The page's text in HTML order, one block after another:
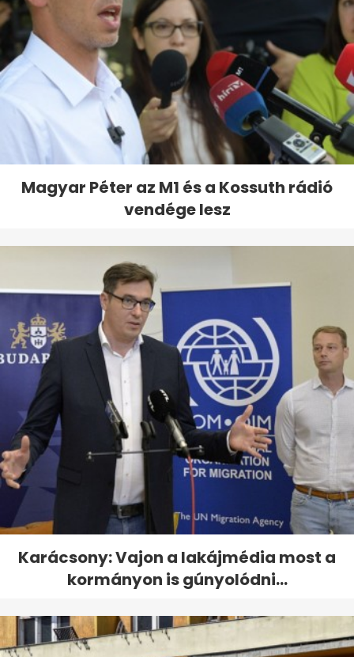
Magyar Péter az M1 és a Kossuth rádió
vendége lesz
Karácsony: Vajon a lakájmédia most a
kormányon is gúnyolódni...